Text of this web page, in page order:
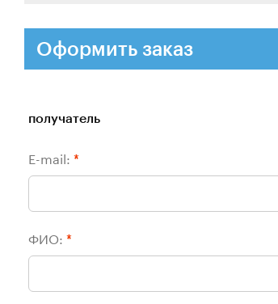
Оформить заказ
получатель
E-mail: *
ФИО: *